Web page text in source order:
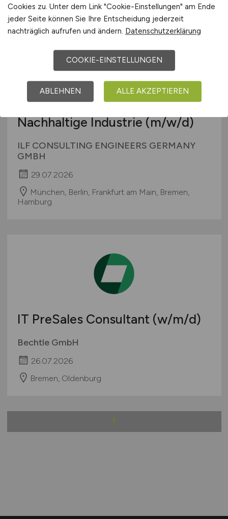
Business Development & Sales
Manager - Ressourcen und
Nachhaltige Industrie(m/w/d)
ILF CONSULTING ENGINEERS GERMANY
GMBH
29.07.2026
München, Berlin, Frankfurt am Main, Bremen,
Hamburg
IT PreSales Consultant (w/m/d)
Bechtle GmbH
26.07.2026
Bremen, Oldenburg
1
Cookies zu. Unter dem Link "Cookie-Einstellungen" am Ende
jeder Seite können Sie Ihre Entscheidung jederzeit
nachträglich aufrufen und ändern. Datenschutzerklärung
COOKIE-EINSTELLUNGEN
ABLEHNEN ALLE AKZEPTIEREN